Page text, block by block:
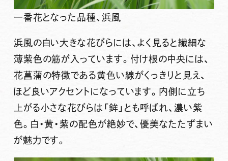
一番花となった品種、浜風
浜風の白い大きな花びらには、よく見ると繊細な
薄紫色の筋が入っています。付け根の中央には、
花菖蒲の特徴である黄色い線がくっきりと見え、
ほど良いアクセントになっています。内側に立ち
上がる小さな花びらは「鉾」とも呼ばれ、濃い紫
色。白・黄・紫の配色が絶妙で、優美なたたずまい
が魅力です。